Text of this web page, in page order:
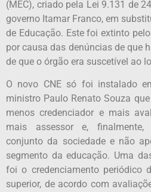
(MEC), criado pela Lei 9.131 de
governo Itamar Franco, em
de Educação. Este foi extinto
por causa das denúncias de que
de que o órgão era suscetível ao
O novo CNE só foi instalado
ministro Paulo Renato Souza
menos credenciador e mais
mais assessor e,
conjunto da sociedade e não
segmento da educação. Uma
foi o credenciamento periódico
superior, de acordo com